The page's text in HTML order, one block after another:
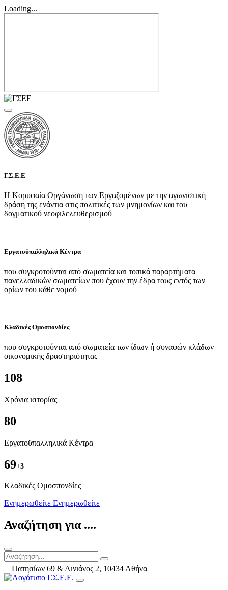
Loading...
Γ.Σ.Ε.Ε
Η Κορυφαία Οργάνωση των Εργαζομένων με την αγωνιστική
δράση της ενάντια στις πολιτικές των μνημονίων και του
δογματικού νεοφιλελευθερισμού
Εργατοϋπαλληλικά Κέντρα
που συγκροτούνται από σωματεία και τοπικά παραρτήματα
πανελλαδικών σωματείων που έχουν την έδρα τους εντός των
ορίων του κάθε νομού
Κλαδικές Ομοσπονδίες
που συγκροτούνται από σωματεία των ίδιων ή συναφών κλάδων
οικονομικής δραστηριότητας
108
Χρόνια ιστορίας
80
Εργατοϋπαλληλικά Κέντρα
69+3
Kλαδικές Ομοσπονδίες
Ενημερωθείτε Ενημερωθείτε
Αναζήτηση για ....
Πατησίων 69 & Αινιάνος 2, 10434 Αθήνα